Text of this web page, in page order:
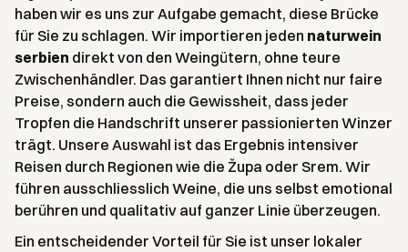
haben wir es uns zur Aufgabe gemacht, diese Brücke
für Sie zu schlagen. Wir importieren jeden naturwein
serbien direkt von den Weingütern, ohne teure
Zwischenhändler. Das garantiert Ihnen nicht nur faire
Preise, sondern auch die Gewissheit, dass jeder
Tropfen die Handschrift unserer passionierten Winzer
trägt. Unsere Auswahl ist das Ergebnis intensiver
Reisen durch Regionen wie die Župa oder Srem. Wir
führen ausschliesslich Weine, die uns selbst emotional
berühren und qualitativ auf ganzer Linie überzeugen.
Ein entscheidender Vorteil für Sie ist unser lokaler